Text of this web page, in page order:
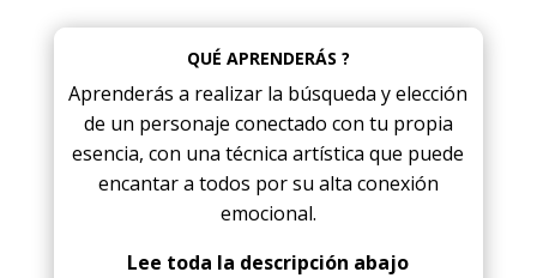
QUÉ APRENDERÁS ?
Aprenderás a realizar la búsqueda y elección
de un personaje conectado con tu propia
esencia, con una técnica artística que puede
encantar a todos por su alta conexión
emocional.
Lee toda la descripción abajo